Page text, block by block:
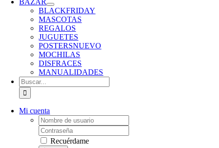
BAZAR
BLACKFRIDAY
MASCOTAS
REGALOS
JUGUETES
POSTERSNUEVO
MOCHILAS
DISFRACES
MANUALIDADES
Buscar:
Mi cuenta
Username:
Password:
Recuérdame